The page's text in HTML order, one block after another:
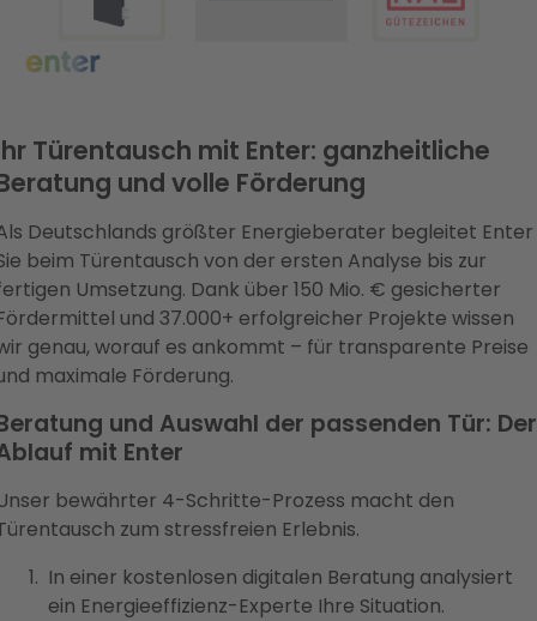
Türentausch mit Enter: ganzheitliche
und volle Förderung
Deutschlands größter Energieberater begleitet Enter
beim Türentausch von der ersten Analyse bis zur
Umsetzung. Dank über 150 Mio. € gesicherter
und 37.000+ erfolgreicher Projekte wissen
genau, worauf es ankommt – für transparente Preise
maximale Förderung.
und Auswahl der passenden Tür: Der
mit Enter
bewährter 4-Schritte-Prozess macht den
zum stressfreien Erlebnis.
In einer kostenlosen digitalen Beratung analysiert
ein Energieeffizienz-Experte Ihre Situation.